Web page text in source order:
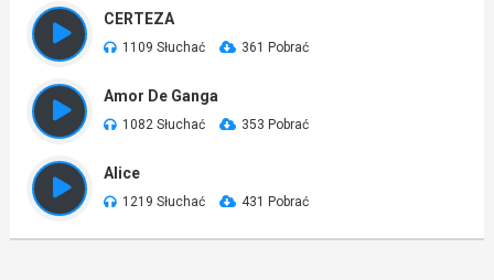
CERTEZA
1109 Słuchać 361 Pobrać
Amor De Ganga
1082 Słuchać 353 Pobrać
Alice
1219 Słuchać 431 Pobrać